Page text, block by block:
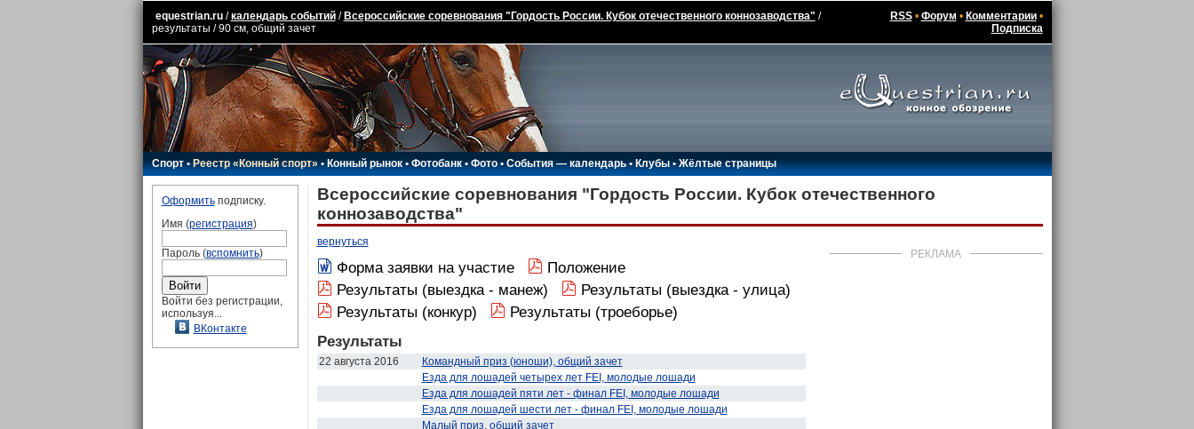
equestrian.ru/календарь событий/ Всероссийские соревнования "Гордость России. Кубок отечественного коннозаводства" /
результаты / 90 см, общий зачет
RSS• Форум • Комментарии•
Подписка
Спорт•Реестр «Конный спорт»•Конный рынок•Фотобанк •Фото•События — календарь•Клубы •Жёлтые страницы
Оформитьподписку.
Имя (регистрация)
Пароль (вспомнить)
Войти без регистрации,
используя...
ВКонтакте
Всероссийские соревнования "Гордость России. Кубок отечественного
коннозаводства"
вернуться
РЕКЛАМА
Форма заявки на участие
Положение
Результаты (выездка - манеж)
Результаты (выездка - улица)
Результаты (конкур)
Результаты (троеборье)
Результаты
22 августа 2016
Командный приз (юноши), общий зачет
Езда для лошадей четырех лет FEI, молодые лошади
Езда для лошадей пяти лет - финал FEI, молодые лошади
Езда для лошадей шести лет - финал FEI, молодые лошади
Малый приз, общий зачет